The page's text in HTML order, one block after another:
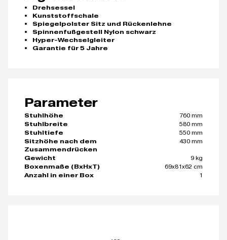
Drehsessel
Kunststoffschale
Spiegelpolster Sitz und Rückenlehne
Spinnenfußgestell Nylon schwarz
Hyper-Wechselgleiter
Garantie für 5 Jahre
Parameter
Stuhlhöhe
760 mm
Stuhlbreite
580 mm
Stuhltiefe
550 mm
Sitzhöhe nach dem
Zusammendrücken
430 mm
Gewicht
9 kg
Boxenmaße (BxHxT)
69x81x62 cm
Anzahl in einer Box
1